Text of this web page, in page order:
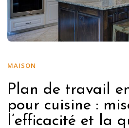
MAISON
Plan de travail
pour cuisine :
l’efficacité et la